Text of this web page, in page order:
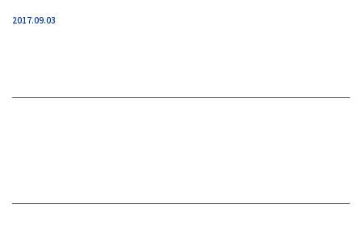
2017.09.03